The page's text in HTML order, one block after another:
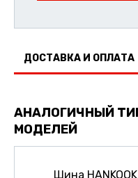
ДОСТАВКА И ОПЛАТА
АНАЛОГИЧНЫЙ
МОДЕЛЕЙ
Шина